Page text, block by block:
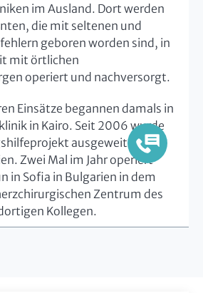
im Ausland. Dort werden
die mit seltenen und
geboren worden sind, in
mit örtlichen
operiert und nachversorgt.
Einsätze begannen damals in
in Kairo. Seit 2006 wurde
ausgeweitet auf
Zwei Mal im Jahr operiert
in Sofia in Bulgarien in dem
Zentrum des
Kollegen.